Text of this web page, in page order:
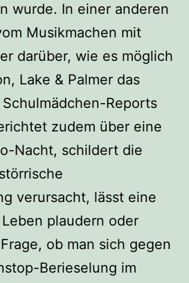
wurde. In einer anderen
Musikmachen mit
darüber, wie es möglich
Lake & Palmer das
Reports
zudem über eine
Nacht, schildert die
verursacht, lässt eine
plaudern oder
ob man sich gegen
Berieselung im